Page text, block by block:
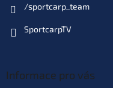
/sportcarp_team
SportcarpTV
Informace pro vás